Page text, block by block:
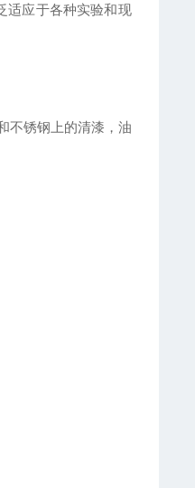
适应于各种实验和现
不锈钢上的清漆，油